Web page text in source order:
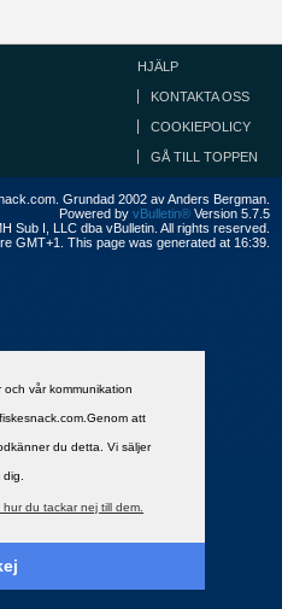
vår kommunikation
att
du detta. Vi säljer
du tackar nej till dem.
HJÄLP
KONTAKTA OSS
COOKIEPOLICY
GÅ TILL TOPPEN
Grundad 2002 av Anders Bergman.
Powered by vBulletin® Version 5.7.5
Sub I, LLC dba vBulletin. All rights reserved.
GMT+1. This page was generated at 16:39.